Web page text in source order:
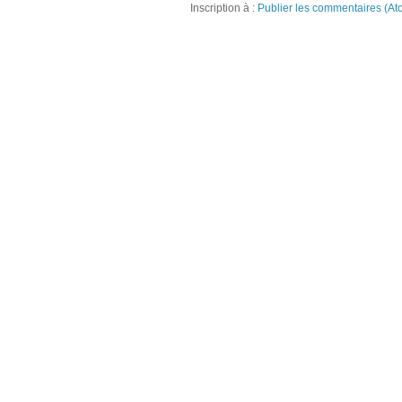
Inscription à : Publier les commentaires